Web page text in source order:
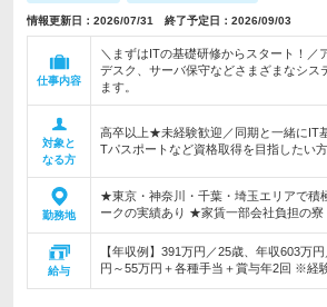
情報更新日：2026/07/31 終了予定日：2026/09/03
仕事内容
＼まずはITの基礎研修からスタート！／
デスク、サーバ保守などさまざまなシス
ます。
対象と
なる方
高卒以上★未経験歓迎／同期と一緒にIT
Tパスポートなど資格取得を目指したい方
勤務地
★東京・神奈川・千葉・埼玉エリアで積
ークの実績あり ★家賃一部会社負担の寮
給与
【年収例】391万円／25歳、年収603万
円～55万円＋各種手当＋賞与年2回 ※経